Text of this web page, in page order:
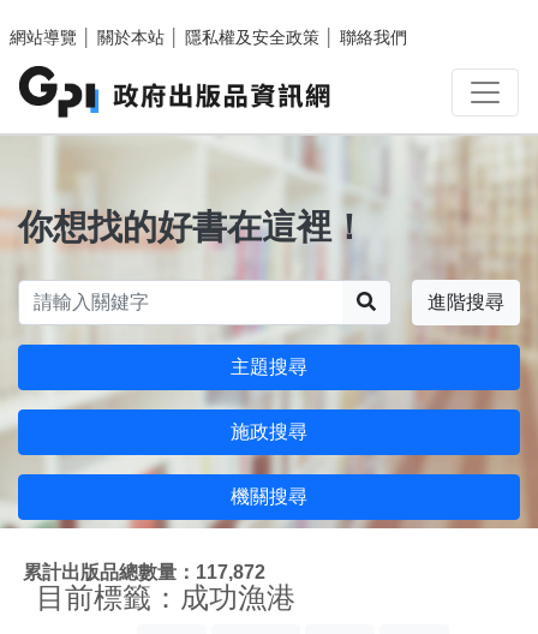
網站導覽
關於本站 隱私權及安全政策 聯絡我們
你想找的好書在這裡！
進階搜尋
主題搜尋
施政搜尋
機關搜尋
累計出版品總數量：117,872
目前標籤：成功漁港